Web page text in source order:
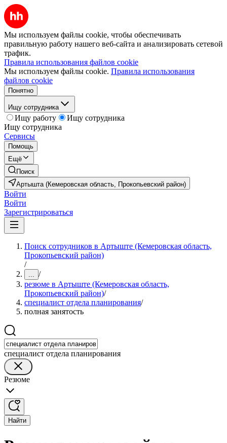
Мы используем файлы cookie, чтобы обеспечивать
правильную работу нашего веб-сайта и анализировать сетевой
трафик.
Правила использования файлов cookie
Мы используем файлы cookie. Правила использования
файлов cookie
Понятно
Ищу сотрудника
Ищу работу
Ищу сотрудника
Ищу сотрудника
Сервисы
Помощь
Ещё
Поиск
Артышта (Кемеровская область, Прокопьевский район)
Войти
Войти
Зарегистрироваться
Поиск сотрудников в Артыште (Кемеровская область,
Прокопьевский район)
/
... /
резюме в Артыште (Кемеровская область,
Прокопьевский район)/
специалист отдела планирования/
полная занятость
специалист отдела планирования
Резюме
Найти